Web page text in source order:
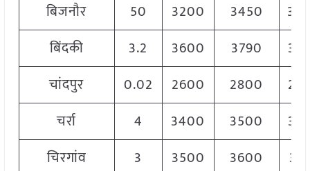
बिजनौर
50 3200 3450
बिंदकी
3.2 3600 3790
चांदपुर
0.02 2600 2800
चर्रा
4 3400 3500
चिरगांव
3 3500 3600